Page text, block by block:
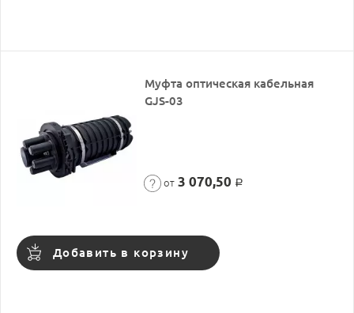
Муфта оптическая кабельная
GJS-03
от 3 070,50 Р
Добавить в корзину